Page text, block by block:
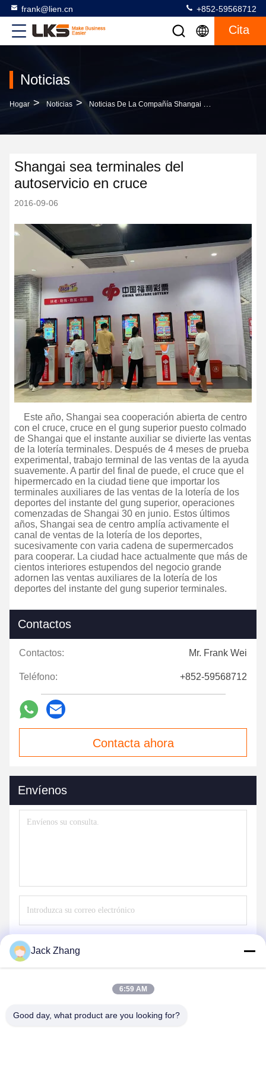
frank@lien.cn +852-59568712
Cita
Noticias
Hogar > Noticias > Noticias De La Compañía Shangai Sea Terminales Del Autoservicio En Cruce
Shangai sea terminales del
autoservicio en cruce
2016-09-06
Este año, Shangai sea cooperación abierta de centro
con el cruce, cruce en el gung superior puesto colmado
de Shangai que el instante auxiliar se divierte las ventas
de la lotería terminales. Después de 4 meses de prueba
experimental, trabajo terminal de las ventas de la ayuda
suavemente. A partir del final de puede, el cruce que el
hipermercado en la ciudad tiene que importar los
terminales auxiliares de las ventas de la lotería de los
deportes del instante del gung superior, operaciones
comenzadas de Shangai 30 en junio. Estos últimos
años, Shangai sea de centro amplía activamente el
canal de ventas de la lotería de los deportes,
sucesivamente con varia cadena de supermercados
para cooperar. La ciudad hace actualmente que más de
cientos interiores estupendos del negocio grande
adornen las ventas auxiliares de la lotería de los
deportes del instante del gung superior terminales.
Contactos
Contactos: Mr. Frank Wei
Teléfono: +852-59568712
Contacta ahora
Envíenos
Jack Zhang
6:59 AM
Good day, what product are you looking for?